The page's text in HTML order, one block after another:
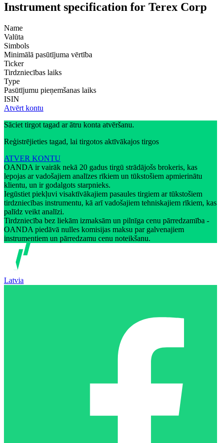
Instrument specification for Terex Corp
Name
Valūta
Simbols
Minimālā pasūtījuma vērtība
Ticker
Tirdzniecības laiks
Type
Pasūtījumu pieņemšanas laiks
ISIN
Atvērt kontu
Sāciet tirgot tagad ar ātru konta atvēršanu.
Reģistrējieties tagad, lai tirgotos aktīvākajos tirgos
ATVER KONTU
OANDA ir vairāk nekā 20 gadus tirgū strādājošs brokeris, kas
lepojas ar vadošajiem analīzes rīkiem un tūkstošiem apmierinātu
klientu, un ir godalgots starpnieks.
Iegūstiet piekļuvi visaktīvākajiem pasaules tirgiem ar tūkstošiem
tirdzniecības instrumentu, kā arī vadošajiem tehniskajiem rīkiem, kas
palīdz veikt analīzi.
Tirdzniecība bez liekām izmaksām un pilnīga cenu pārredzamība -
OANDA piedāvā nulles komisijas maksu par galvenajiem
instrumentiem un pārredzamu cenu noteikšanu.
Latvia